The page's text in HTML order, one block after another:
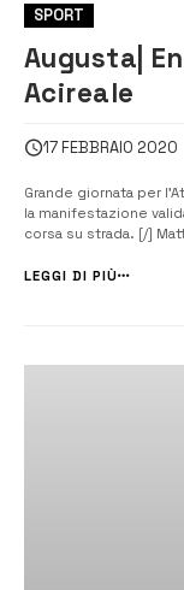
SPORT
Augusta|
Acireale
17 FEBBRAIO 2020
Grande giornata per
la manifestazione
corsa su strada. [/]
l’atleta di punta
LEGGI DI PIÙ